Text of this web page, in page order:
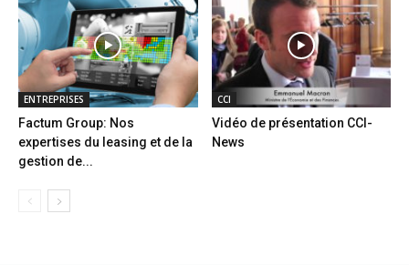
ENTREPRISES
Factum Group: Nos
expertises du leasing et de la
gestion de...
CCI
Vidéo de présentation CCI-
News